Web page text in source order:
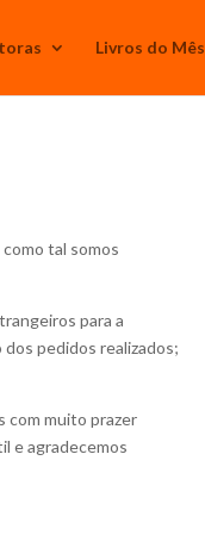
Livros do Mês
tal somos
para a
pedidos realizados;
com muito prazer
e agradecemos